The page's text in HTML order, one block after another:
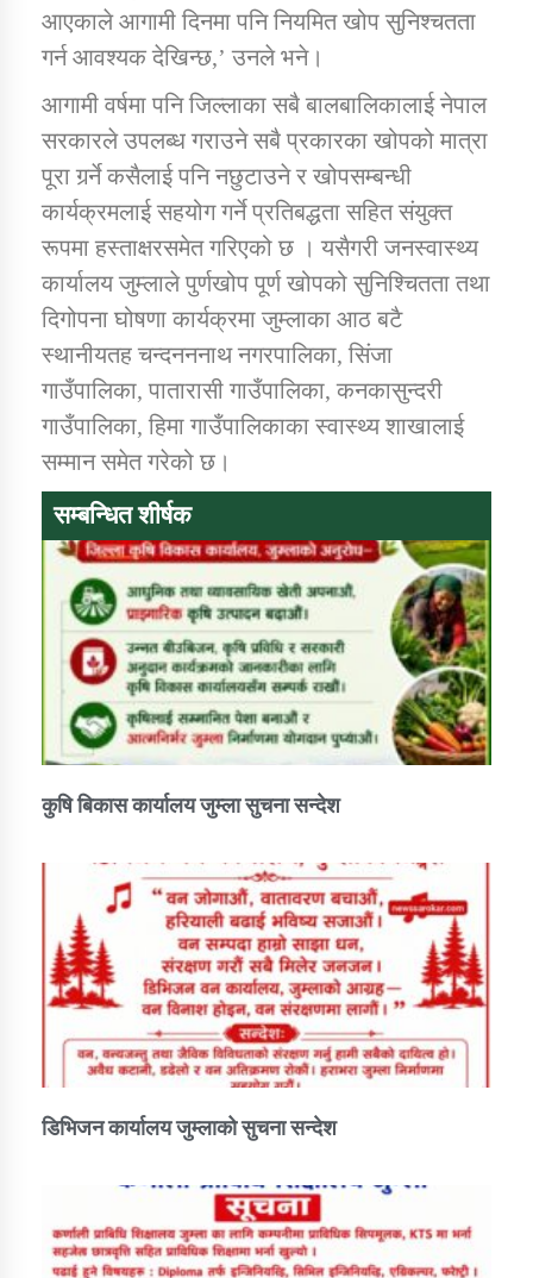
कर्णाली प्राविधि शिक्षालय जुम्लाको सुचना
तातोपानी गाउँपालिकाको न्यायिक समिति सम्बन्धी सन्देश
तातोपानी गाउँपालिका जुम्लाको महिला तथा लैङ्गिक हिंसा
सम्बन्धी सूचना सन्देश
तातोपानी गाउँपालिका जुम्लाको महिनावारी सम्बन्धिकाे
तातोपानी गाउँपालिका जुम्लाको बालविवाह सन्देश
तातोपानी गाउँपालिका जुम्लाको सूचना
तातोपानी गाउँपालिका जुम्लाको सूचना
आएकाले आगामी दिनमा पनि नियमित खोप सुनिश्चतता
गर्न आवश्यक देखिन्छ,’ उनले भने।
आगामी वर्षमा पनि जिल्लाका सबै बालबालिकालाई नेपाल
सरकारले उपलब्ध गराउने सबै प्रकारका खोपको मात्रा
पूरा गर्र्ने कसैलाई पनि नछुटाउने र खोपसम्बन्धी
कार्यक्रमलाई सहयोग गर्ने प्रतिबद्धता सहित संयुक्त
रूपमा हस्ताक्षरसमेत गरिएको छ । यसैगरी जनस्वास्थ्य
कार्यालय जुम्लाले पुर्णखोप पूर्ण खोपको सुनिश्चितता तथा
दिगोपना घोषणा कार्यक्रमा जुम्लाका आठ बटै
स्थानीयतह चन्दनननाथ नगरपालिका, सिंजा
गाउँपालिका, पातारासी गाउँपालिका, कनकासुन्दरी
गाउँपालिका, हिमा गाउँपालिकाका स्वास्थ्य शाखालाई
सम्मान समेत गरेको छ।
सम्बन्धित शीर्षक
कुषि बिकास कार्यालय जुम्ला सुचना सन्देश
डिभिजन कार्यालय जुम्लाको सुचना सन्देश